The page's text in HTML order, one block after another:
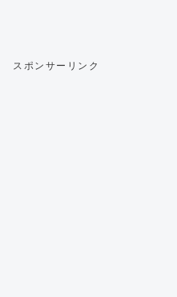
スポンサーリンク